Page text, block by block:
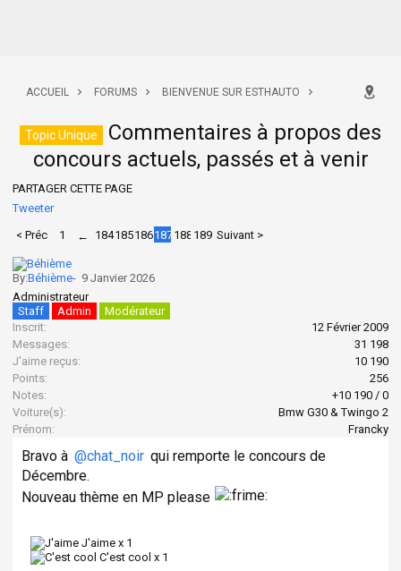
ACCUEIL FORUMS BIENVENUE SUR ESTHAUTO
ANNONCES ET SUPPORT LES CONCOURS
Topic Unique
Commentaires à propos des
concours actuels, passés et à venir
PARTAGER CETTE PAGE
Tweeter
< Préc
1 ← 184185186187 188 189 Suivant >
By:Béhième- 9 Janvier 2026
Administrateur
Staff
Admin
Modérateur
Inscrit:
12 Février 2009
Messages:
31 198
J'aime reçus:
10 190
Points:
256
Notes:
+10 190/ 0
Voiture(s):
Bmw G30 & Twingo 2
Prénom:
Francky
Bravo à @chat_noir qui remporte le concours de
Décembre.
Nouveau thème en MP please
J'aime x 1
C'est cool x 1